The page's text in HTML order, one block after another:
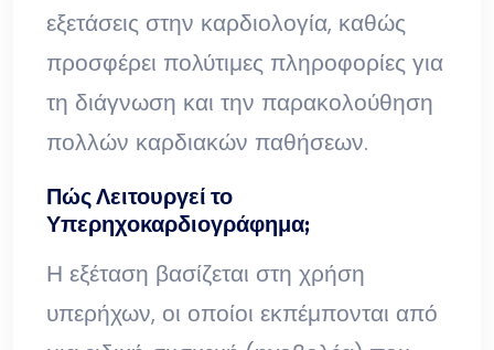
εξετάσεις στην καρδιολογία, καθώς
προσφέρει πολύτιμες πληροφορίες για
τη διάγνωση και την παρακολούθηση
πολλών καρδιακών παθήσεων.
Πώς Λειτουργεί το
Υπερηχοκαρδιογράφημα;
Η εξέταση βασίζεται στη χρήση
υπερήχων, οι οποίοι εκπέμπονται από